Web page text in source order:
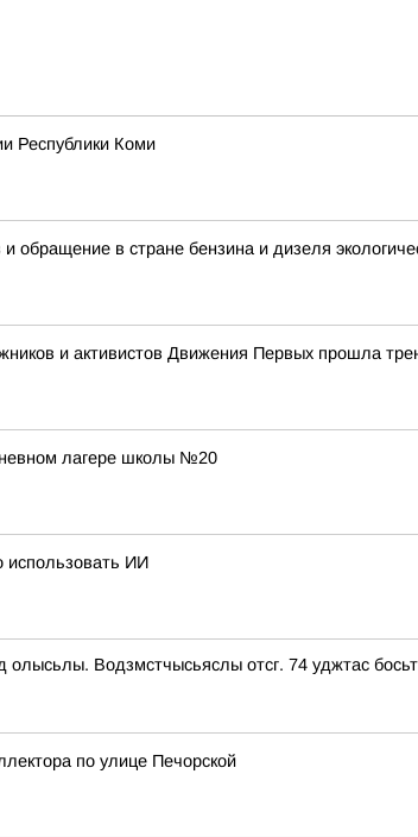
Республики Коми
обращение в стране бензина и дизеля
и активистов Движения Первых прошла
лагере школы №20
использовать ИИ
Водзмстчысьяслы отсг. 74 уджтас
по улице Печорской